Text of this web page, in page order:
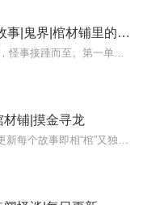
生死幽灵铺【免费|灵异故事|鬼界|棺材铺里的女魂】
材铺|摸金寻龙